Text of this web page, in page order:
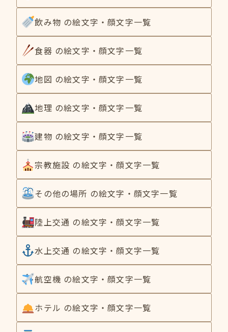
飲み物 の絵文字・顔文字一覧
食器 の絵文字・顔文字一覧
地図 の絵文字・顔文字一覧
地理 の絵文字・顔文字一覧
建物 の絵文字・顔文字一覧
宗教施設 の絵文字・顔文字一覧
その他の場所 の絵文字・顔文字一覧
陸上交通 の絵文字・顔文字一覧
水上交通 の絵文字・顔文字一覧
航空機 の絵文字・顔文字一覧
ホテル の絵文字・顔文字一覧